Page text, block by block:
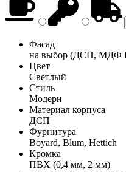
Фасад
на выбор (ДСП, МДФ
Цвет
Светлый
Стиль
Модерн
Материал корпуса
ДСП
Фурнитура
Boyard, Blum, Hettich
Кромка
ПВХ (0,4 мм, 2 мм)